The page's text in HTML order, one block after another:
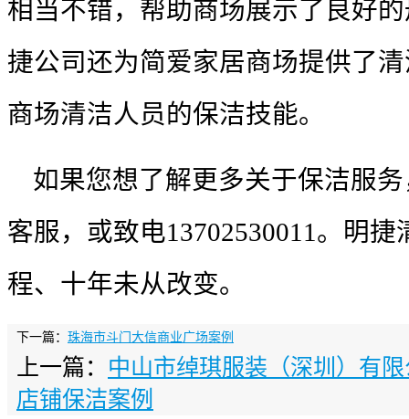
相当不错，帮助商场展示了良好
捷公司还为简爱家居商场提供了
商场清洁人员的保洁技能。
如果您想了解更多关于保洁服
客服，或致电13702530011 。 明捷
程、十年未从改变。
下一篇： 珠海市斗门大信商业广场案例
上一篇： 中山市绰琪服装（深圳）有
店铺保洁案例